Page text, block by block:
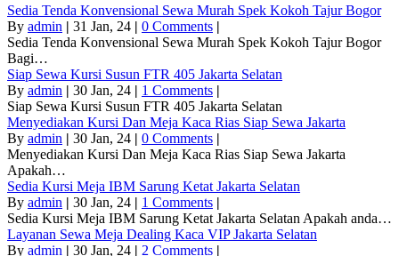
Sedia Tenda Konvensional Sewa Murah Spek Kokoh Tajur Bogor
By admin | 31 Jan, 24 | 0 Comments |
Sedia Tenda Konvensional Sewa Murah Spek Kokoh Tajur Bogor
Bagi…
Siap Sewa Kursi Susun FTR 405 Jakarta Selatan
By admin | 30 Jan, 24 | 1 Comments |
Siap Sewa Kursi Susun FTR 405 Jakarta Selatan
Menyediakan Kursi Dan Meja Kaca Rias Siap Sewa Jakarta
By admin | 30 Jan, 24 | 0 Comments |
Menyediakan Kursi Dan Meja Kaca Rias Siap Sewa Jakarta
Apakah…
Sedia Kursi Meja IBM Sarung Ketat Jakarta Selatan
By admin | 30 Jan, 24 | 1 Comments |
Sedia Kursi Meja IBM Sarung Ketat Jakarta Selatan Apakah anda…
Layanan Sewa Meja Dealing Kaca VIP Jakarta Selatan
By admin | 30 Jan, 24 | 2 Comments |